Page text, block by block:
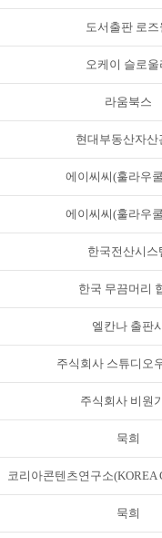
도서출판 로즈
오케이 슬로울
라움북스
현대부동산자산
에이씨씨(훌라우
에이씨씨(훌라우
한국전산시스
한국 무끔머리
엘칸나 출판
주식회사 스튜디오
주식회사 비원
묵희
코리아콘텐츠연구소(KOREA
묵희